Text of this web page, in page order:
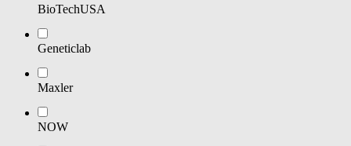
BioTechUSA
Geneticlab
Maxler
NOW